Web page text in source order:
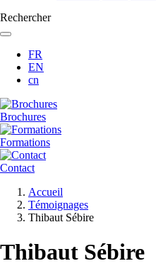
Rechercher
FR
EN
cn
Brochures
Formations
Contact
d'Ariane
Accueil
Témoignages
Thibaut Sébire
Thibaut Sébire